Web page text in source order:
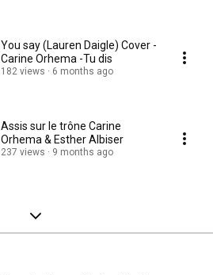
You say (Lauren Daigle) Cover -
Carine Orhema -Tu dis
182 views 6 months ago
Assis sur le trône Carine
Orhema & Esther Albiser
237 views 9 months ago